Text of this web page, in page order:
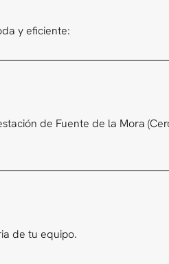
y eficiente:
de Fuente de la Mora
de tu equipo.